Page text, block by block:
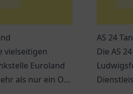
vielseitigen
Euroland
als nur ein Ort
AS 24
Die AS